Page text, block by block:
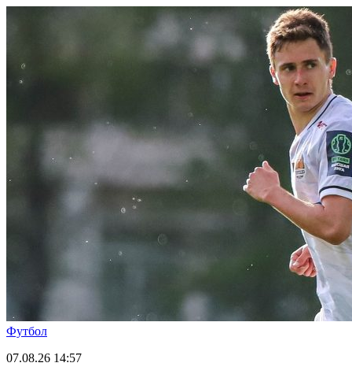
Футбол
07.08.26 14:57